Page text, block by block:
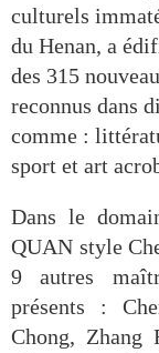
culturels
du Henan, a
des 315
reconnus dans
comme :
sport et art
Dans le
QUAN style
9 autres
présents :
Chong, Zhang